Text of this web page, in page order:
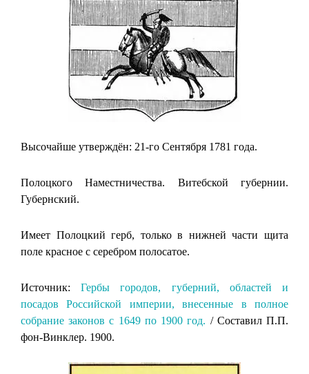
Высочайше утверждён: 21-го Сентября 1781 года.
Полоцкого Наместничества. Витебской губернии.
Губернский.
Имеет Полоцкий герб, только в нижней части щита
поле красное с серебром полосатое.
Источник:Гербы городов, губерний, областей и
посадов Российской империи, внесенные в полное
собрание законов с 1649 по 1900 год. / Составил П.П.
фон-Винклер. 1900.